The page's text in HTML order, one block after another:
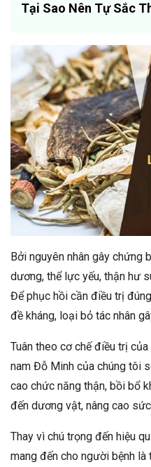
Tại Sao Nên Tự Sắc
Bởi nguyên nhân gây chứng
dương, thể lực yếu, thận hư
Để phục hồi cần điều trị
đề kháng, loại bỏ tác nhân
Tuân theo cơ chế điều trị
nam Đỗ Minh của chúng tôi
cao chức năng thận, bồi bổ
đến dương vật, nâng cao
Thay vì chú trọng đến hiệu
mang đến cho người bệnh là